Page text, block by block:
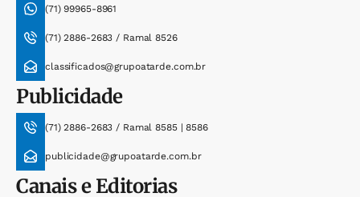
(71) 99965-8961
(71) 2886-2683 / Ramal 8526
classificados@grupoatarde.com.br
Publicidade
(71) 2886-2683 / Ramal 8585 | 8586
publicidade@grupoatarde.com.br
Canais e Editorias